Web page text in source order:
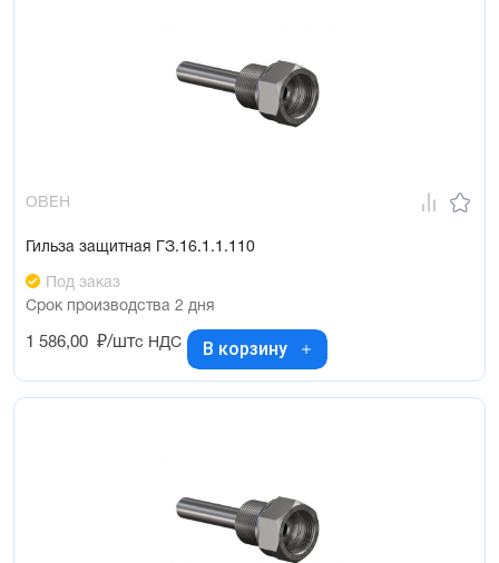
ОВЕН
Гильза защитная ГЗ.16.1.1.110
Под заказ
Срок производства 2 дня
1 586,00 ₽/штс НДС В корзину